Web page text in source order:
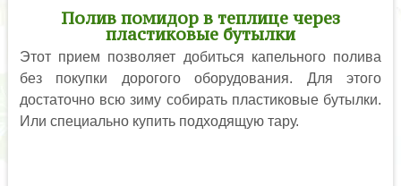
Полив помидор в теплице через
пластиковые бутылки
Этот прием позволяет добиться капельного полива
без покупки дорогого оборудования. Для этого
достаточно всю зиму собирать пластиковые бутылки.
Или специально купить подходящую тару.